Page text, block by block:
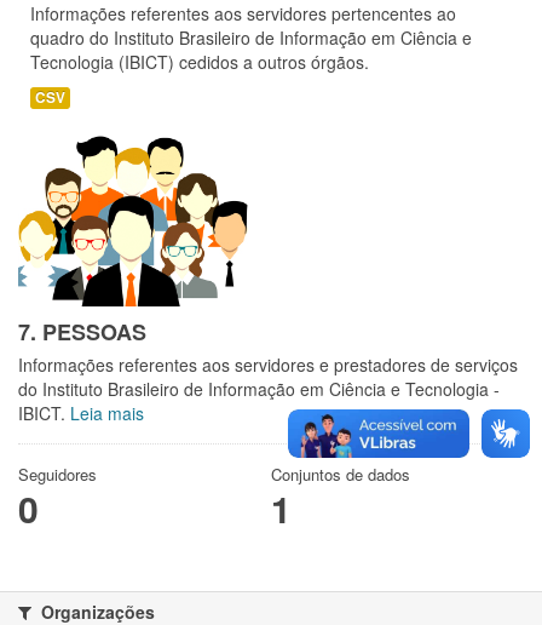
Informações referentes aos servidores pertencentes ao
quadro do Instituto Brasileiro de Informação em Ciência e
Tecnologia (IBICT) cedidos a outros órgãos.
CSV
7. PESSOAS
Informações referentes aos servidores e prestadores de serviços
do Instituto Brasileiro de Informação em Ciência e Tecnologia -
IBICT. Leia mais
Seguidores
0
Conjuntos de dados
1
Organizações